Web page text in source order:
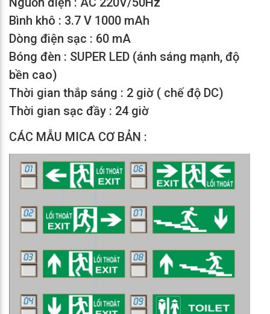
Bình khô : 3.7 V 1000 mAh
Dòng điện sạc : 60 mA
Bóng đèn : SUPER LED (ánh sáng mạnh, độ
bền cao)
Thời gian thắp sáng : 2 giờ ( chế độ DC)
Thời gian sạc đầy : 24 giờ
CÁC MẪU MICA CƠ BẢN :